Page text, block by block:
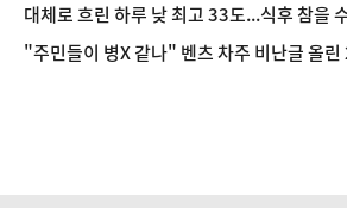
대체로 흐린 하루 낮 최고 33도...식후 참을
이크'일까? [오늘 날씨]
"주민들이 병X 같나" 벤츠 차주 비난글 올린